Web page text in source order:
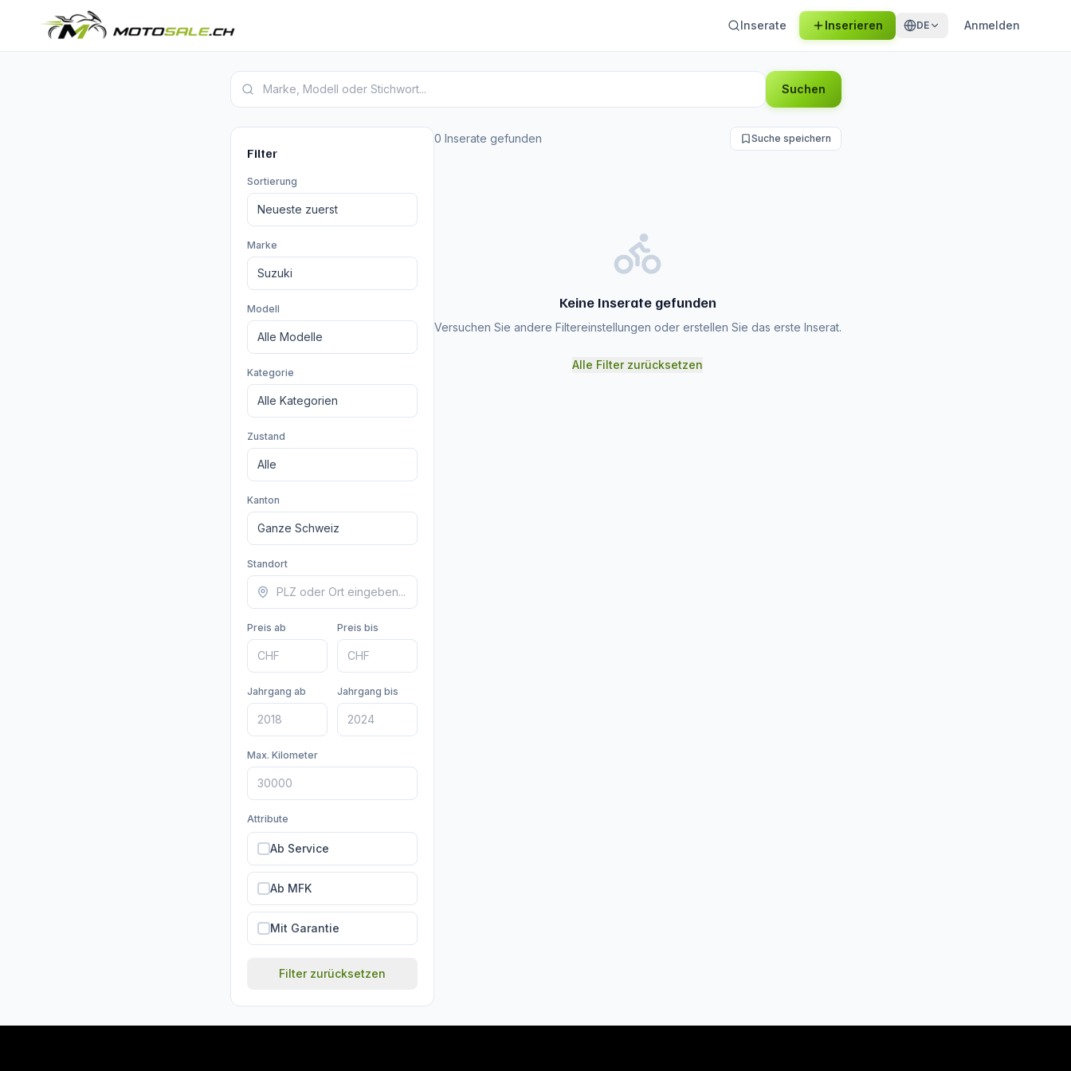
Inserate Inserieren DE Anmelden
Suzuki Katana Inserate
Suchen
Filter
Sortierung
Marke
Modell
Kategorie
Zustand
Kanton
Standort
Preis ab Preis bis
Jahrgang ab Jahrgang bis
Max. Kilometer
Attribute
Ab Service
Ab MFK
Mit Garantie
Filter zurücksetzen
0 Inserate gefunden Suche speichern
Keine Inserate gefunden
Versuchen Sie andere Filtereinstellungen oder erstellen Sie das erste Inserat.
Alle Filter zurücksetzen